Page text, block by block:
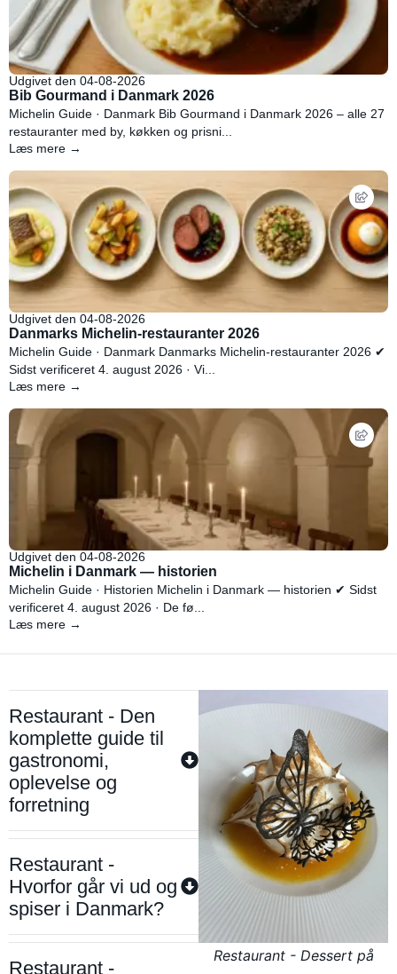
Udgivet den 04-08-2026
Bib Gourmand i Danmark 2026
Michelin Guide · Danmark Bib Gourmand i Danmark 2026 – alle 27
restauranter med by, køkken og prisni...
Læs mere →
Udgivet den 04-08-2026
Danmarks Michelin-restauranter 2026
Michelin Guide · Danmark Danmarks Michelin-restauranter 2026 ✔
Sidst verificeret 4. august 2026 · Vi...
Læs mere →
Udgivet den 04-08-2026
Michelin i Danmark — historien
Michelin Guide · Historien Michelin i Danmark — historien ✔ Sidst
verificeret 4. august 2026 · De fø...
Læs mere →
Restaurant - Den
komplette guide til
gastronomi,
oplevelse og
forretning
Restaurant -
Hvorfor går vi ud og
spiser i Danmark?
Restaurant -
Restaurant - Dessert på